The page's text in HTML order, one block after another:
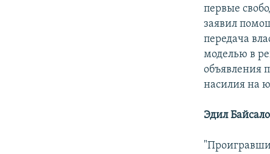
первые
заявил
передача
моделью в
объявления
насилия на
Эдил